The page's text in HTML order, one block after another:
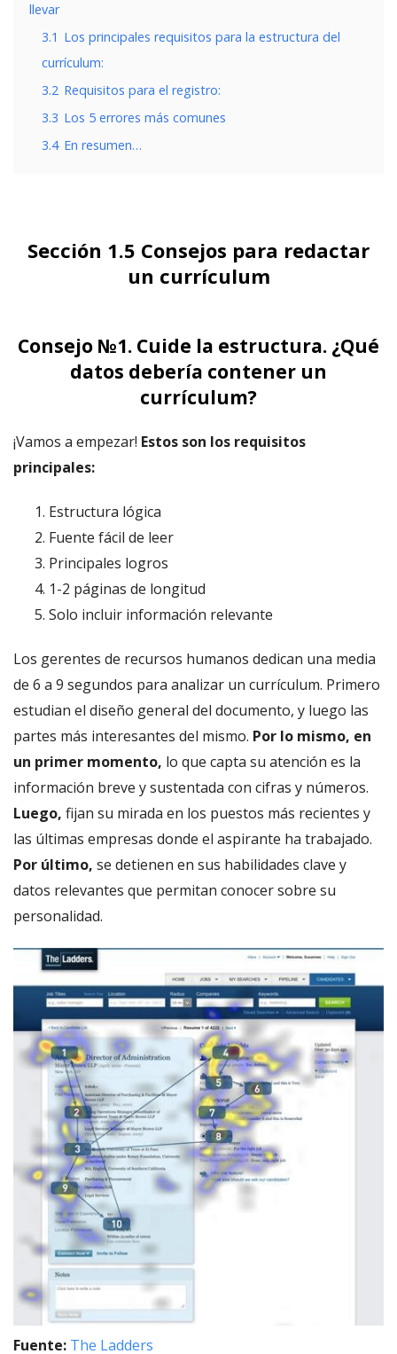
llevar
3.1 Los principales requisitos para la estructura del
currículum:
3.2 Requisitos para el registro:
3.3 Los 5 errores más comunes
3.4 En resumen…
Sección 1.5 Consejos para redactar
un currículum
Consejo №1. Cuide la estructura. ¿Qué
datos debería contener un
currículum?
¡Vamos a empezar! Estos son los requisitos
principales:
Estructura lógica
Fuente fácil de leer
Principales logros
1-2 páginas de longitud
Solo incluir información relevante
Los gerentes de recursos humanos dedican una media
de 6 a 9 segundos para analizar un currículum. Primero
estudian el diseño general del documento, y luego las
partes más interesantes del mismo. Por lo mismo, en
un primer momento, lo que capta su atención es la
información breve y sustentada con cifras y números.
Luego, fijan su mirada en los puestos más recientes y
las últimas empresas donde el aspirante ha trabajado.
Por último, se detienen en sus habilidades clave y
datos relevantes que permitan conocer sobre su
personalidad.
Fuente: The Ladders